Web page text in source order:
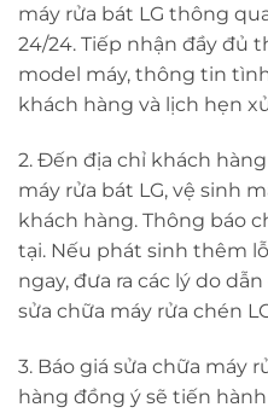
máy rửa bát LG thông
24/24. Tiếp nhận đầy đủ
model máy, thông tin
khách hàng và lịch hẹn
2. Đến địa chỉ khách
máy rửa bát LG, vệ sinh
khách hàng. Thông báo
tại. Nếu phát sinh thêm
ngay, đưa ra các lý do
sửa chữa máy rửa chén
3. Báo giá sửa chữa máy
hàng đồng ý sẽ tiến